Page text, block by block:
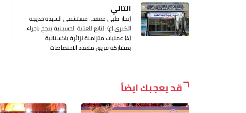
التالي
إنجاز طبي معقد.. مستشفى السيدة خديجة
الكبرى (ع) التابع للعتبة الحسينية ينجح باجراء
(4) عمليات متزامنة لزائرة باكستانية
بمشاركة فريق متعدد الاختصاصات
قد يعجبك ايضاً